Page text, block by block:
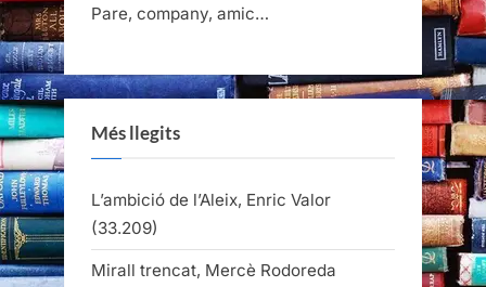
Pare, company, amic…
Més llegits
L’ambició de l’Aleix, Enric Valor
(33.209)
Mirall trencat, Mercè Rodoreda